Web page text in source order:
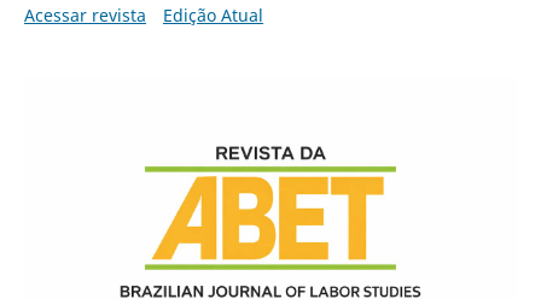
Acessar revista Edição Atual